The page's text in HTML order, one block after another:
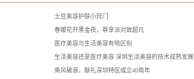
土豆美容护肤小窍门
春暖花开黑金夜，尊享派对致超凡
医疗美容与生活美容有啥区别
生活美容还是医疗美容 深圳生活美容的技术成熟发展
乘风破浪，献礼深圳特区成立40周年